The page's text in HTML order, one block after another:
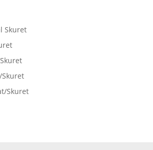
Skuret
Skuret
Skuret